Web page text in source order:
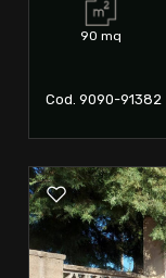
90 mq
Cod. 9090-91382